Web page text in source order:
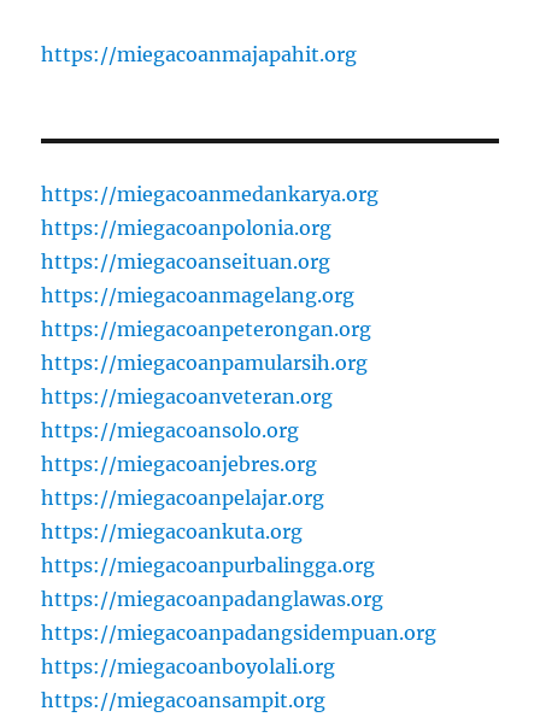
https://miegacoanmajapahit.org
https://miegacoanmedankarya.org
https://miegacoanpolonia.org
https://miegacoanseituan.org
https://miegacoanmagelang.org
https://miegacoanpeterongan.org
https://miegacoanpamularsih.org
https://miegacoanveteran.org
https://miegacoansolo.org
https://miegacoanjebres.org
https://miegacoanpelajar.org
https://miegacoankuta.org
https://miegacoanpurbalingga.org
https://miegacoanpadanglawas.org
https://miegacoanpadangsidempuan.org
https://miegacoanboyolali.org
https://miegacoansampit.org